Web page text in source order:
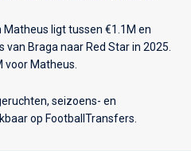
ligt tussen €1.1M en
Braga naar Red Star in 2025.
voor Matheus.
seizoens- en
op FootballTransfers.